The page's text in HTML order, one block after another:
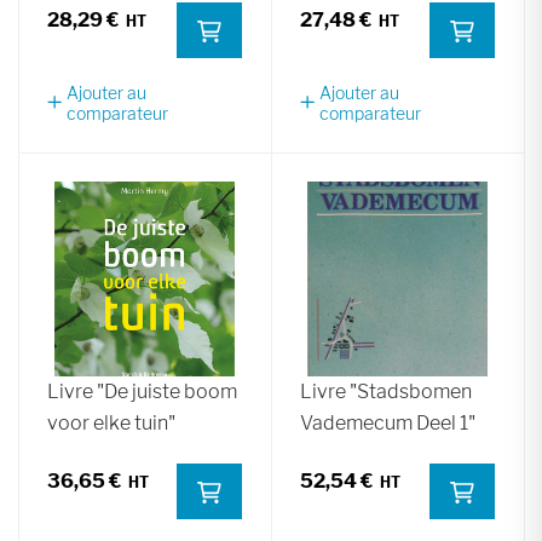
28,29 €
Ajouter au
comparateur
27,48 €
Ajouter au
comparateur
Livre "De juiste boom
voor elke tuin"
36,65 €
Livre "Stadsbomen
Vademecum Deel 1"
52,54 €